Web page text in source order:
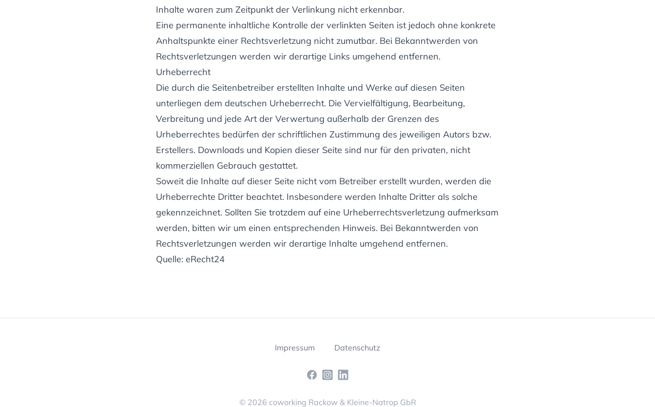
Inhalte waren zum Zeitpunkt der Verlinkung nicht erkennbar.
Eine permanente inhaltliche Kontrolle der verlinkten Seiten ist jedoch ohne konkrete
Anhaltspunkte einer Rechtsverletzung nicht zumutbar. Bei Bekanntwerden von
Rechtsverletzungen werden wir derartige Links umgehend entfernen.
Urheberrecht
Die durch die Seitenbetreiber erstellten Inhalte und Werke auf diesen Seiten
unterliegen dem deutschen Urheberrecht. Die Vervielfältigung, Bearbeitung,
Verbreitung und jede Art der Verwertung außerhalb der Grenzen des
Urheberrechtes bedürfen der schriftlichen Zustimmung des jeweiligen Autors bzw.
Erstellers. Downloads und Kopien dieser Seite sind nur für den privaten, nicht
kommerziellen Gebrauch gestattet.
Soweit die Inhalte auf dieser Seite nicht vom Betreiber erstellt wurden, werden die
Urheberrechte Dritter beachtet. Insbesondere werden Inhalte Dritter als solche
gekennzeichnet. Sollten Sie trotzdem auf eine Urheberrechtsverletzung aufmerksam
werden, bitten wir um einen entsprechenden Hinweis. Bei Bekanntwerden von
Rechtsverletzungen werden wir derartige Inhalte umgehend entfernen.
Quelle: eRecht24
Impressum Datenschutz
Facebook
Instagram
LinkedIn
© 2026 coworking Rackow & Kleine-Natrop GbR